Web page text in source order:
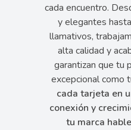
cada encuentro.
y elegantes
llamativos,
alta calidad y
garantizan que tu
excepcional como
cada tarjeta en
conexión y
tu marca